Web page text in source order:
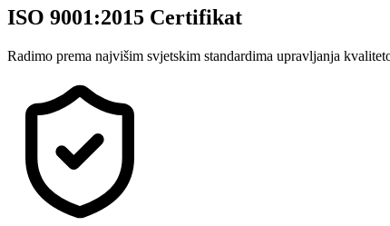
ISO 9001:2015 Certifikat
Radimo prema najvišim svjetskim standardima upravljanja